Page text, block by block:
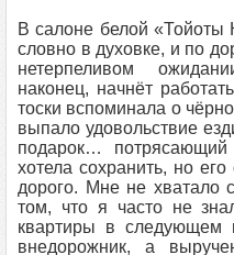
В салоне белой «Тойоты
словно в духовке, и по
нетерпеливом
наконец, начнёт
тоски вспоминала о
выпало удовольствие
подарок…
хотела сохранить, но
дорого. Мне не хватало
том, что я часто не
квартиры в следующем
внедорожник, а